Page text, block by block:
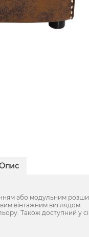
або модульним
вінтажним виглядом.
Також доступний у